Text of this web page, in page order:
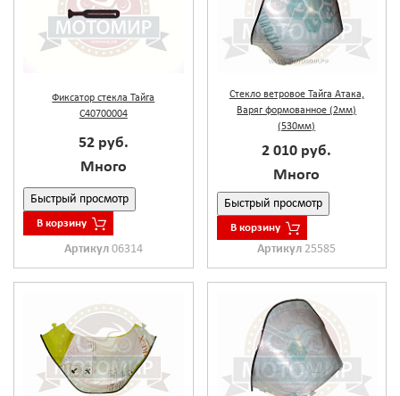
Фиксатор стекла Тайга
С40700004
52 руб.
Много
Быстрый просмотр
В корзину
Артикул 06314
Стекло ветровое Тайга Атака,
Варяг формованное (2мм)
(530мм)
2 010 руб.
Много
Быстрый просмотр
В корзину
Артикул 25585